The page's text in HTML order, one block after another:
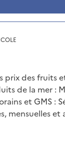
prix des fruits
de la mer :
et GMS :
mensuelles et